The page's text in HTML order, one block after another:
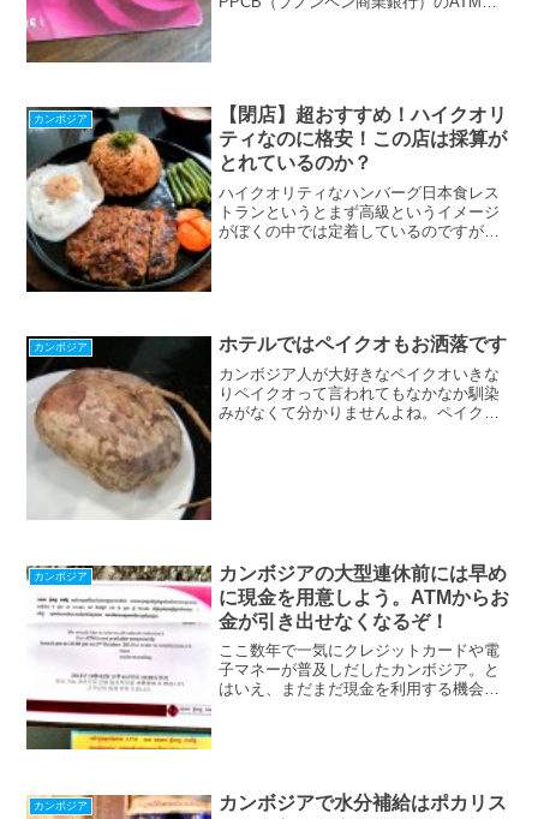
カンボジア
【閉店】超おすすめ！ハイクオリ
ティなのに格安！この店は採算が
とれているのか？
ハイクオリティなハンバーグ日本食レス
トランというとまず高級というイメージ
がぼくの中では定着しているのですが、
カンボジア ホテルではペイクオもお洒落です
カンボジア人が大好きなペイクオいきな
りペイクオって言われてもなかなか馴染
みがなくて分かりませんよね。ペイクオ
カンボジア
カンボジアの大型連休前には早め
に現金を用意しよう。ATMからお
金が引き出せなくなるぞ！
ここ数年で一気にクレジットカードや電
子マネーが普及しだしたカンボジア。と
はいえ、まだまだ現金を利用する機会も
なくなってしまうからなのか、お金が引
カンボジア
カンボジアで水分補給はポカリス